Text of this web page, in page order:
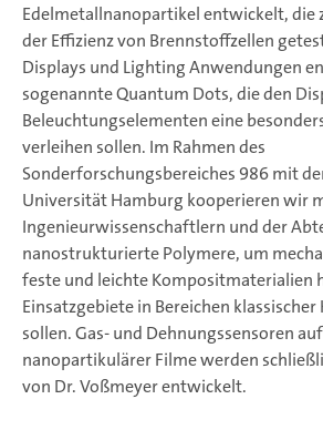
Edelmetallnanopartikel entwickelt, die
der Effizienz von Brennstoffzellen
Displays und Lighting Anwendungen
sogenannte Quantum Dots, die den
Beleuchtungselementen eine
verleihen sollen. Im Rahmen des
Sonderforschungsbereiches 986 mit
Universität Hamburg kooperieren wir
Ingenieurwissenschaftlern und der
nanostrukturierte Polymere, um
feste und leichte Kompositmaterialien
Einsatzgebiete in Bereichen
sollen. Gas- und Dehnungssensoren
nanopartikulärer Filme werden
von Dr. Voßmeyer entwickelt.